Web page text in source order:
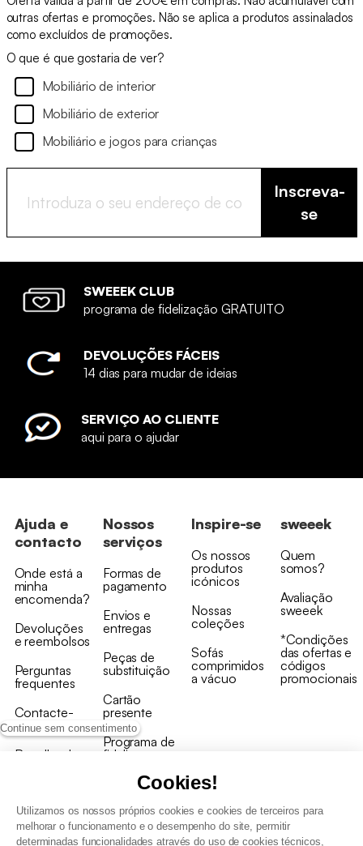
Continue sem consentimento
Cookies!
Utilizamos os nossos próprios cookies e cookies de terceiros para
melhorar o funcionamento e o desempenho do site, permitir
determinadas funcionalidades através do uso de cookies técnicos,
outras ofertas e promoções. Não se aplica a produtos assinalados
como excluídos de promoções.
O que é que gostaria de ver?
Mobiliário de interior
Mobiliário de exterior
Mobiliário e jogos para crianças
Inscreva-
se
SWEEEK CLUB
programa de fidelização GRATUITO
DEVOLUÇÕES FÁCEIS
14 dias para mudar de ideias
SERVIÇO AO CLIENTE
aqui para o ajudar
Ajuda e
contacto
Onde está a
minha
encomenda?
Devoluções
e reembolsos
Perguntas
frequentes
Contacte-
nos
Recolha de
Nossos
serviços
Formas de
pagamento
Envios e
entregas
Peças de
substituição
Cartão
presente
Programa de
fidelizaçao
Inspire-se
Os nossos
produtos
icónicos
Nossas
coleções
Sofás
comprimidos
a vácuo
sweeek
Quem
somos?
Avaliação
sweeek
*Condições
das ofertas e
códigos
promocionais